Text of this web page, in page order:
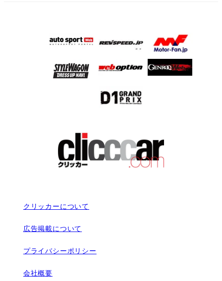
クリッカーについて
広告掲載について
プライバシーポリシー
会社概要